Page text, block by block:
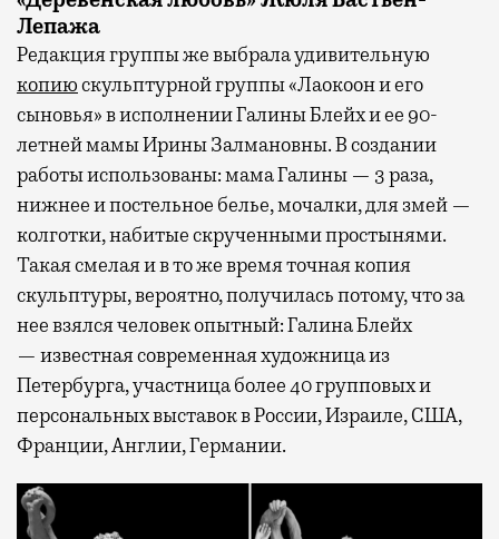
Лепажа
Редакция группы же выбрала удивительную
копиюскульптурной группы «Лаокоон и его
сыновья» в исполнении Галины Блейх и ее 90-
летней мамы Ирины Залмановны. В создании
работы использованы: мама Галины — 3 раза,
нижнее и постельное белье, мочалки, для змей —
колготки, набитые скрученными простынями.
Такая смелая и в то же время точная копия
скульптуры, вероятно, получилась потому, что за
нее взялся человек опытный: Галина Блейх
— известная современная художница из
Петербурга, участница более 40 групповых и
персональных выставок в России, Израиле, США,
Франции, Англии, Германии.